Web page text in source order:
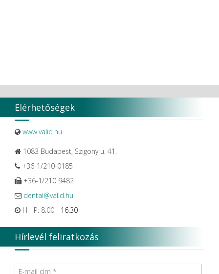
Elérhetőségek
www.valid.hu
1083 Budapest, Szigony u. 41.
+36-1/210-0185
+36-1/210 9482
dental@valid.hu
H - P: 8:00 - 16:30
Hírlevél feliratkozás